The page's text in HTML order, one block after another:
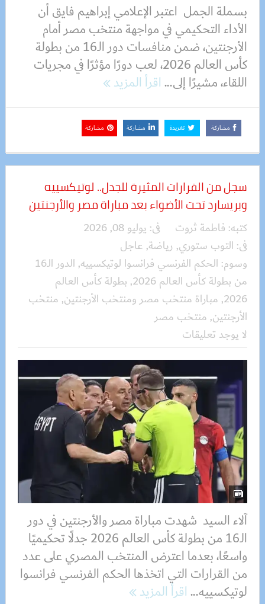
بسملة الجمل اعتبر الإعلامي إبراهيم فايق أن
الأداء التحكيمي في مواجهة منتخب مصر أمام
الأرجنتين، ضمن منافسات دور الـ16 من بطولة
كأس العالم 2026، لعب دورًا مؤثرًا في مجريات
اللقاء، مشيرًا إلى...اقرأ المزيد
مشاركة تغريدة مشاركة مشاركة
سجل من القرارات المثيرة للجدل.. لوتيكسييه
وبريسارد تحت الأضواء بعد مباراة مصر والأرجنتين
كتبه: فاطمة ثروت فى: يوليو 08, 2026
فى: التوب ستوري, رياضة, عاجل
وسوم: الحكم الفرنسي فرانسوا لوتيكسييه,
الدور الـ16
من بطولة كأس العالم 2026
, بطولة كأس العالم
2026
, مباراة منتخب مصر ومنتخب الأرجنتين, منتخب
الأرجنتين, منتخب مصر
لا يوجد تعليقات
آلاء السيد شهدت مباراة مصر والأرجنتين في دور
الـ16 من بطولة كأس العالم 2026 جدلًا تحكيميًا
واسعًا، بعدما اعترض المنتخب المصري على عدد
من القرارات التي اتخذها الحكم الفرنسي فرانسوا
لوتيكسييه...اقرأ المزيد